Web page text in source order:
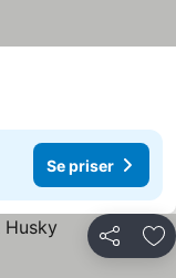
Se priser
Del